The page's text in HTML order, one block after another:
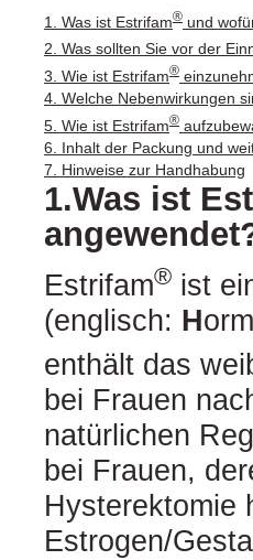
1. Was ist Estrifam® und
2. Was sollten Sie vor der
3. Wie ist Estrifam®
4. Welche Nebenwirkungen
5. Wie ist Estrifam®
6. Inhalt der Packung und
7. Hinweise zur Handhabung
1.Was ist
Estrifam® ist
(englisch: H
enthält das
bei Frauen
natürlichen
bei Frauen,
Hysterektomie
Estrogen/